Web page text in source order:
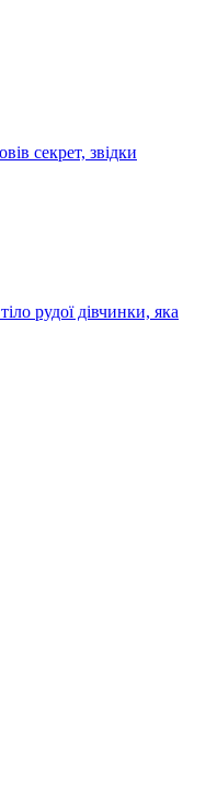
секрет, звідки
рудої дівчинки, яка